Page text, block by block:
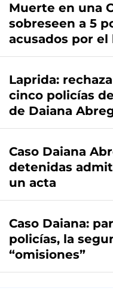
Muerte en una
sobreseen a 5
acusados por el
Laprida:
cinco policías
de Daiana
Caso Daiana
detenidas
un acta
Caso Daiana:
policías, la
“omisiones”